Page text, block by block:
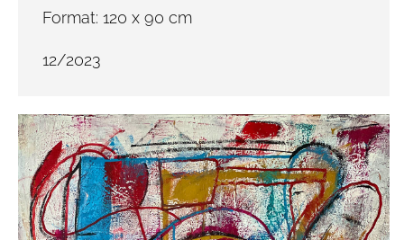
Format: 120 x 90 cm
12/2023